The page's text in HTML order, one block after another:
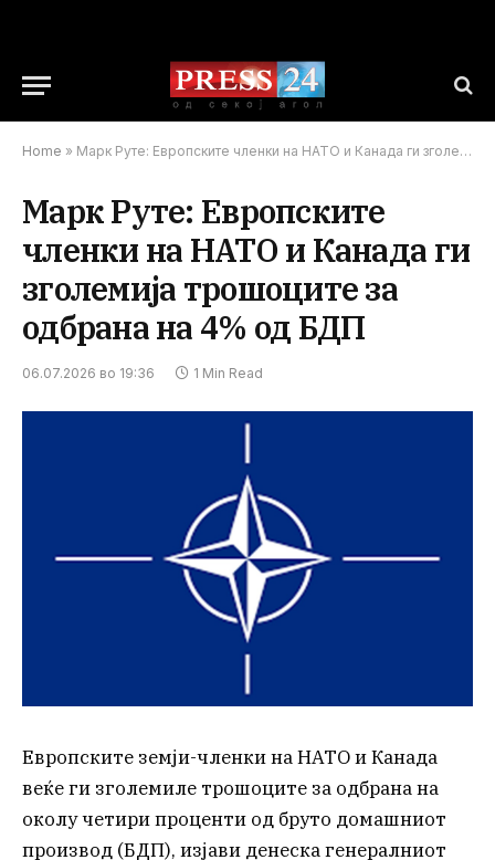
Home » Марк Руте: Европските членки на НАТО и Канада ги зголемија трошоците за одбрана на 4% од БДП
Марк Руте: Европските
членки на НАТО и Канада ги
зголемија трошоците за
одбрана на 4% од БДП
06.07.2026 во 19:36 1 Min Read
Европските земји-членки на НАТО и Канада
веќе ги зголемиле трошоците за одбрана на
околу четири проценти од бруто домашниот
производ (БДП), изјави денеска генералниот